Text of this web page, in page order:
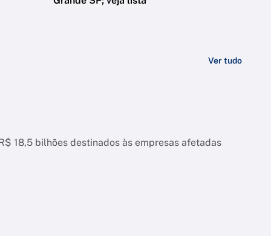
Ver tudo
18,5 bilhões destinados às empresas afetadas